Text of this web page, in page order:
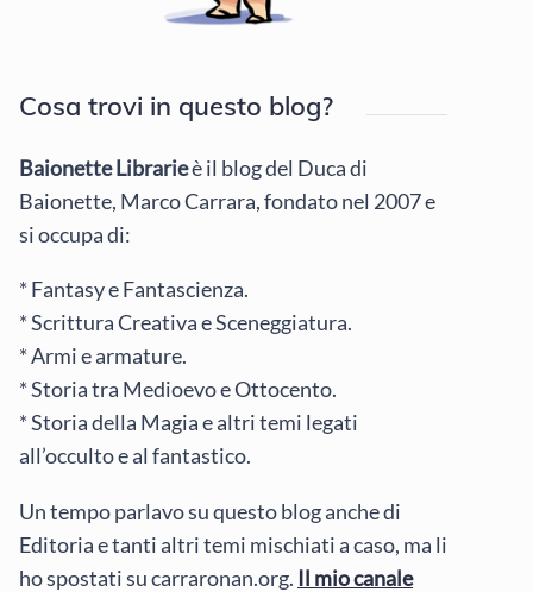
Cosa trovi in questo blog?
Baionette Librarieè il blog del Duca di
Baionette, Marco Carrara, fondato nel 2007 e
si occupa di:
* Fantasy e Fantascienza.
* Scrittura Creativa e Sceneggiatura.
* Armi e armature.
* Storia tra Medioevo e Ottocento.
* Storia della Magia e altri temi legati
all’occulto e al fantastico.
Un tempo parlavo su questo blog anche di
Editoria e tanti altri temi mischiati a caso, ma li
ho spostati su carraronan.org. Il mio canale